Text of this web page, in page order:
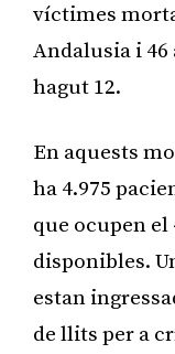
víctimes
Andalusia i 46
hagut 12.
En aquests
ha 4.975
que ocupen el
disponibles.
estan
de llits per a